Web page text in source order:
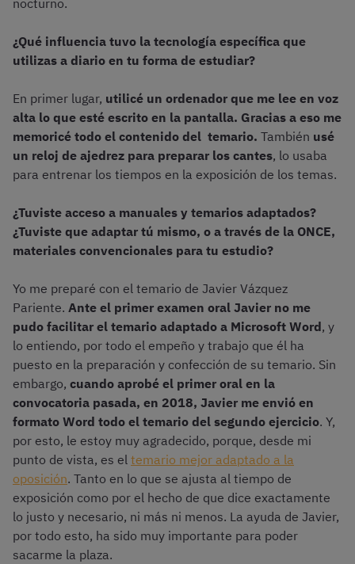
nocturno.
¿Qué influencia tuvo la tecnología específica que
utilizas a diario en tu forma de estudiar?
En primer lugar, utilicé un ordenador que me lee en voz
alta lo que esté escrito en la pantalla. Gracias a eso me
memoricé todo el contenido del temario. También usé
un reloj de ajedrez para preparar los cantes, lo usaba
para entrenar los tiempos en la exposición de los temas.
¿Tuviste acceso a manuales y temarios adaptados?
¿Tuviste que adaptar tú mismo, o a través de la ONCE,
materiales convencionales para tu estudio?
Yo me preparé con el temario de Javier Vázquez
Pariente. Ante el primer examen oral Javier no me
pudo facilitar el temario adaptado a Microsoft Word, y
lo entiendo, por todo el empeño y trabajo que él ha
puesto en la preparación y confección de su temario. Sin
embargo, cuando aprobé el primer oral en la
convocatoria pasada, en 2018, Javier me envió en
formato Word todo el temario del segundo ejercicio. Y,
por esto, le estoy muy agradecido, porque, desde mi
punto de vista, es el temario mejor adaptado a la
oposición. Tanto en lo que se ajusta al tiempo de
exposición como por el hecho de que dice exactamente
lo justo y necesario, ni más ni menos. La ayuda de Javier,
por todo esto, ha sido muy importante para poder
sacarme la plaza.